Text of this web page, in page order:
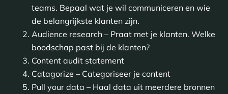
teams. Bepaal wat je wil communiceren en wie
de belangrijkste klanten zijn.
Audience research – Praat met je klanten. Welke
boodschap past bij de klanten?
Content audit statement
Catagorize – Categoriseer je content
Pull your data – Haal data uit meerdere bronnen